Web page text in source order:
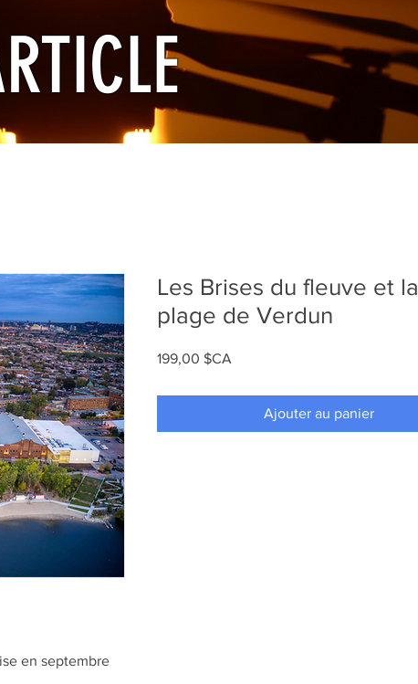
en septembre
Les Brises du fleuve et la
plage de Verdun
199,00 $CA
Ajouter au panier